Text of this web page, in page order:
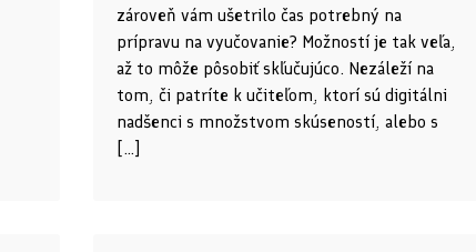
zároveň vám ušetrilo čas potrebný na
prípravu na vyučovanie? Možností je tak veľa,
až to môže pôsobiť skľučujúco. Nezáleží na
tom, či patríte k učiteľom, ktorí sú digitálni
nadšenci s množstvom skúseností, alebo s
[…]